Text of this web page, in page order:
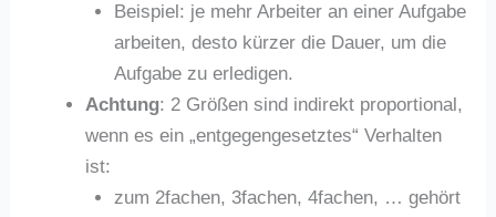
Beispiel: je mehr Arbeiter an einer Aufgabe
arbeiten, desto kürzer die Dauer, um die
Aufgabe zu erledigen.
Achtung: 2 Größen sind indirekt proportional,
wenn es ein „entgegengesetztes“ Verhalten
ist:
zum 2fachen, 3fachen, 4fachen, … gehört